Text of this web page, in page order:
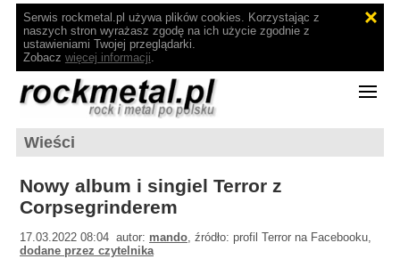
Serwis rockmetal.pl używa plików cookies. Korzystając z
naszych stron wyrażasz zgodę na ich użycie zgodnie z
ustawieniami Twojej przeglądarki.
Zobacz więcej informacji.
Wieści
Nowy album i singiel Terror z
Corpsegrinderem
17.03.2022 08:04 autor: mando, źródło: profil Terror na Facebooku,
dodane przez czytelnika